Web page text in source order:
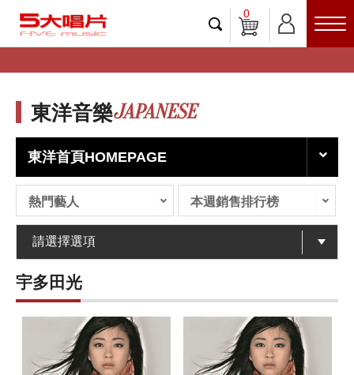
0
東洋音樂JAPANESE
東洋首頁HOMEPAGE
熱門藝人 本週銷售排行榜
宇多田光